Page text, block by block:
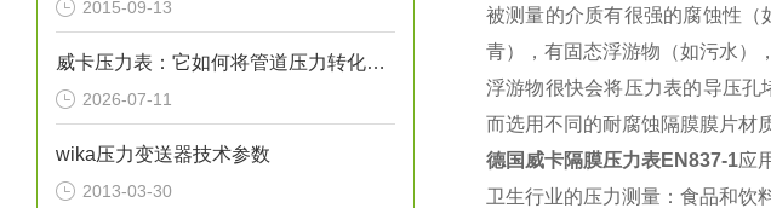
2015-09-13
威卡压力表：它如何将管道压力转化为指针读数？
2026-07-11
wika压力变送器技术参数
2013-03-30
被测量的介质有很强的腐蚀性
青），有固态浮游物（如污水）
浮游物很快会将压力表的导压
而选用不同的耐腐蚀隔膜膜片材
德国威卡隔膜压力表EN837-1应
卫生行业的压力测量：食品和饮